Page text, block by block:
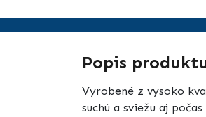
Popis
Vyrobené z vysoko
suchú a sviežu aj